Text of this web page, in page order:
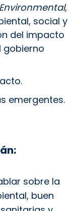
Environmental,
social y
del impacto
gobierno
emergentes.
sobre la
buen